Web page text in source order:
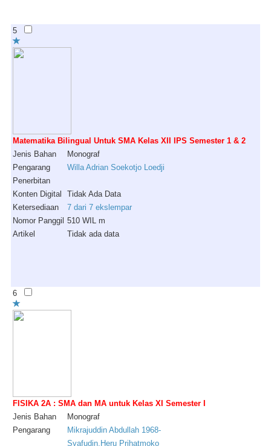
5
Matematika Bilingual Untuk SMA Kelas XII IPS Semester 1 & 2
Jenis Bahan
Monograf
Pengarang
Willa Adrian Soekotjo Loedji
Penerbitan
Konten Digital
Tidak Ada Data
Ketersediaan
7 dari 7 ekslempar
Nomor Panggil 510 WIL m
Artikel
Tidak ada data
6
FISIKA 2A : SMA dan MA untuk Kelas XI Semester I
Jenis Bahan
Monograf
Pengarang
Mikrajuddin Abdullah 1968-
Syafudin,Heru Prihatmoko